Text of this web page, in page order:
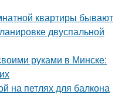
квартиры бывают
двуспальной
руками в Минске:
на петлях для балкона